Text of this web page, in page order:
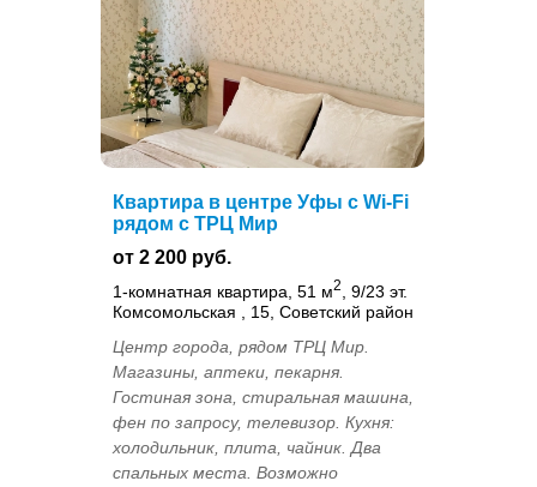
Квартира в центре Уфы с Wi-Fi
рядом с ТРЦ Мир
от 2 200 руб.
1-комнатная квартира, 51 м2
, 9/23 эт.
Комсомольская , 15, Советский район
Центр города, рядом ТРЦ Мир.
Магазины, аптеки, пекарня.
Гостиная зона, стиральная машина,
фен по запросу, телевизор. Кухня:
холодильник, плита, чайник. Два
спальных места. Возможно